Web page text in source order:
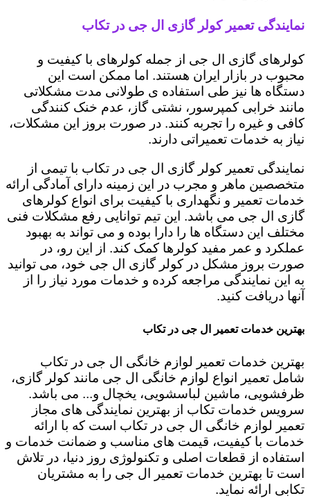
نمایندگی تعمیر کولر گازی ال جی در تکاب
کولرهای گازی ال جی از جمله کولرهای با کیفیت و
محبوب در بازار ایران هستند. اما ممکن است این
دستگاه ها نیز طی استفاده ی طولانی مدت مشکلاتی
مانند خرابی کمپرسور، نشتی گاز، عدم خنک کنندگی
کافی و غیره را تجربه کنند. در صورت بروز این مشکلات،
نیاز به خدمات تعمیراتی دارند.
نمایندگی تعمیر کولر گازی ال جی در تکاب با تیمی از
متخصصین ماهر و مجرب در این زمینه دارای آمادگی ارائه
خدمات تعمیر و نگهداری با کیفیت برای انواع کولرهای
گازی ال جی می باشد. این تیم توانایی رفع مشکلات فنی
مختلف این دستگاه ها را دارا بوده و می تواند به بهبود
عملکرد و عمر مفید کولرها کمک کند. از این رو، در
صورت بروز مشکل در کولر گازی ال جی خود، می توانید
به این نمایندگی مراجعه کرده و خدمات مورد نیاز را از
آنها دریافت کنید.
بهترین خدمات تعمیر ال جی در تکاب
بهترین خدمات تعمیر لوازم خانگی ال جی در تکاب
شامل تعمیر انواع لوازم خانگی ال جی مانند کولر گازی،
ظرفشویی، ماشین لباسشویی، یخچال و... می باشد.
سرویس خدمات تکاب از بهترین نمایندگی های مجاز
تعمیر لوازم خانگی ال جی در تکاب است که با ارائه
خدمات با کیفیت، قیمت های مناسب و ضمانت خدمات و
استفاده از قطعات اصلی و تکنولوژی روز دنیا، در تلاش
است تا بهترین خدمات تعمیر ال جی را به مشتریان
تکابی ارائه نماید.